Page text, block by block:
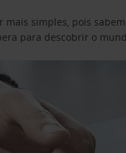
simples, pois
para descobrir o